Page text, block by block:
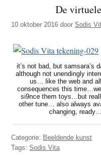
z
s
n
e
De
10 oktober 2016 doorSodis
it’s not bad, but samsara’s
although not unendingly
us… like the web and
consequences this
si9nce them toys…but
other tune… also always
changing,
Categorie: Beeldende kunst
Tags:Sodis Vita